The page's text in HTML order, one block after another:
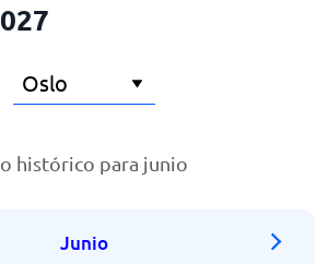
histórico para junio
Junio